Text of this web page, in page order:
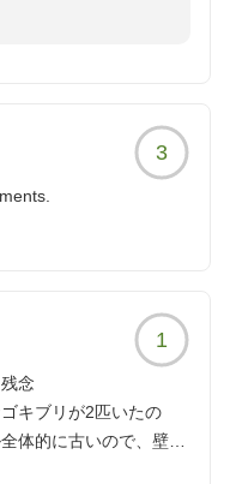
徒歩5分とアクセス
して便利にご利用いた
3
1
念
キブリが2匹いたの
体的に古いので、壁紙